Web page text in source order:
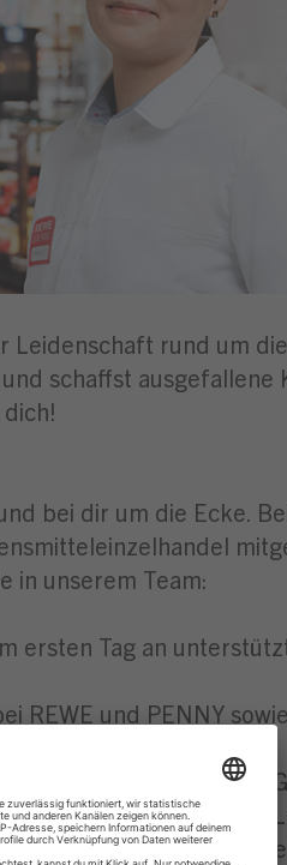
Leidenschaft rund um
schaffst
bei dir um die Ecke.
in unserem Team:
ersten Tag an
REWE und PENNY
in der REWE
Coachings und E-
Rabatte bei